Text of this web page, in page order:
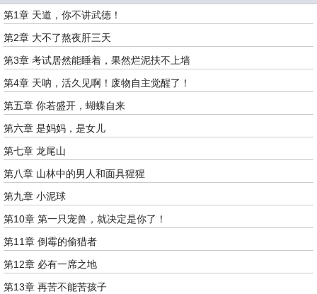
第1章 天道，你不讲武德！
第2章 大不了熬夜肝三天
第3章 考试居然能睡着，果然烂泥扶不上墙
第4章 天呐，活久见啊！废物自主觉醒了！
第五章 你若盛开，蝴蝶自来
第六章 是妈妈，是女儿
第七章 龙尾山
第八章 山林中的男人和面具猩猩
第九章 小泥球
第10章 第一只宠兽，就决定是你了！
第11章 倒霉的偷猎者
第12章 必有一席之地
第13章 再苦不能苦孩子